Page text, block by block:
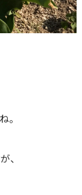
。
、